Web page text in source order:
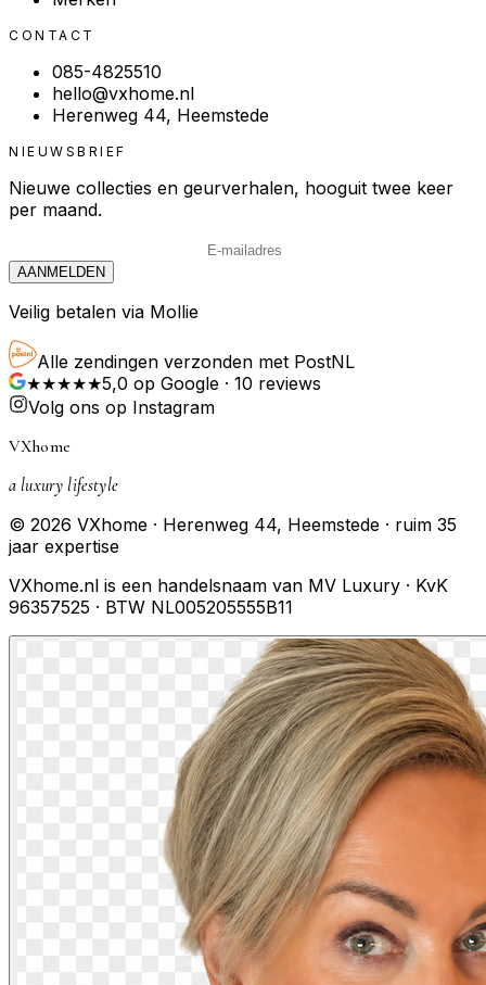
CONTACT
085-4825510
hello@vxhome.nl
Herenweg 44, Heemstede
NIEUWSBRIEF
Nieuwe collecties en geurverhalen, hooguit twee keer
per maand.
AANMELDEN
Veilig betalen via Mollie
Alle zendingen verzonden met PostNL
★★★★★5,0 op Google · 10 reviews
Volg ons op Instagram
VXhome
a luxury lifestyle
© 2026 VXhome · Herenweg 44, Heemstede · ruim 35
jaar expertise
VXhome.nl is een handelsnaam van MV Luxury · KvK
96357525 · BTW NL005205555B11